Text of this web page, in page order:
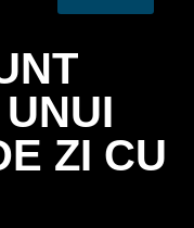
ZI CU